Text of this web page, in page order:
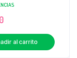
al carrito